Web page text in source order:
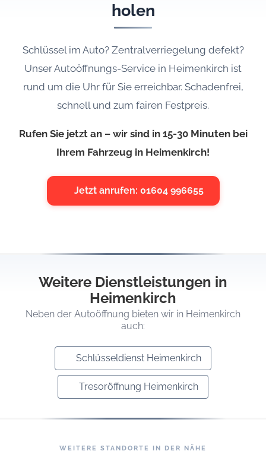
holen
Schlüssel im Auto? Zentralverriegelung defekt?
Unser Autoöffnungs-Service in Heimenkirch ist
rund um die Uhr für Sie erreichbar. Schadenfrei,
schnell und zum fairen Festpreis.
Rufen Sie jetzt an – wir sind in 15-30 Minuten bei
Ihrem Fahrzeug in Heimenkirch!
Jetzt anrufen: 01604 996655
Weitere Dienstleistungen in
Heimenkirch
Neben der Autoöffnung bieten wir in Heimenkirch
auch:
Schlüsseldienst Heimenkirch
Tresoröffnung Heimenkirch
WEITERE STANDORTE IN DER NÄHE